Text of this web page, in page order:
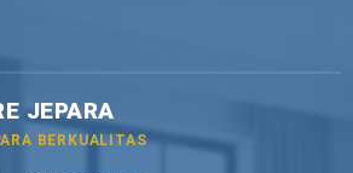
JEPARA
BERKUALITAS